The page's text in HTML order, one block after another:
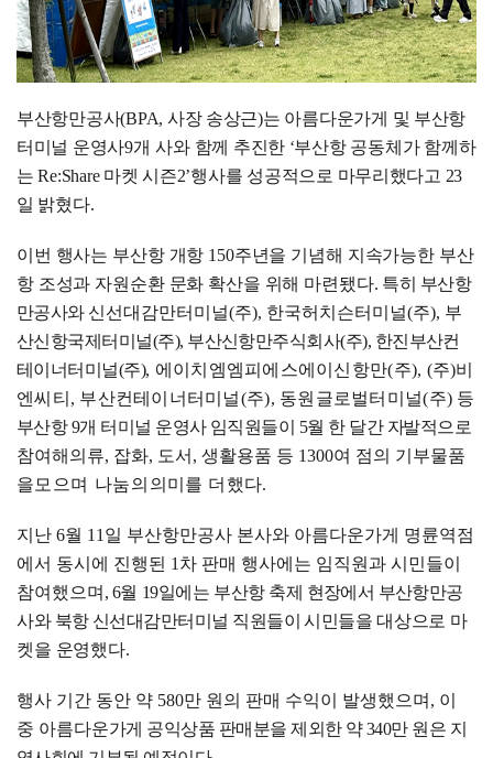
부산항만공사(BPA, 사장 송상근)는 아름다운가게 및 부산항
터미널 운영사9개 사와 함께 추진한 ‘부산항 공동체가 함께하
는Re:Share 마켓 시즌2’행사를 성공적으로 마무리했다고 23
일 밝혔다.
이번 행사는 부산항 개항 150주년을 기념해 지속가능한 부산
항 조성과 자원순환 문화 확산을 위해 마련됐다. 특히 부산항
만공사와 신선대감만터미널(주), 한국허치슨터미널(주), 부
산신항국제터미널(주), 부산신항만주식회사(주), 한진부산컨
테이너터미널(주), 에이치엠엠피에스에이신항만(주), (주)비
엔씨티 , 부산컨테이너터미널(주), 동원글로벌터미널(주) 등
부산항9개 터미널 운영사 임직원들이 5월 한 달간 자발적으로
참여해 의류, 잡화, 도서 , 생활용품 등 1300여 점의 기부물품
을 모으며 나눔의 의미를 더했다.
지난 6월 11 일 부산항만공사 본사와 아름다운가게 명륜역점
에서 동시에 진행된 1 차 판매 행사에는 임직원과 시민들이
참여 했 으며 , 6월 19일에는 부산항 축제 현장에서 부산항만공
사와 북항 신선대감만터미널 직원들이 시민들을 대상으로 마
켓을 운영했다.
행사 기간 동안 약 580만 원의 판매 수익이 발생했으며 , 이
중 아름다운가게 공익상품 판매분을 제외한 약340만 원은 지